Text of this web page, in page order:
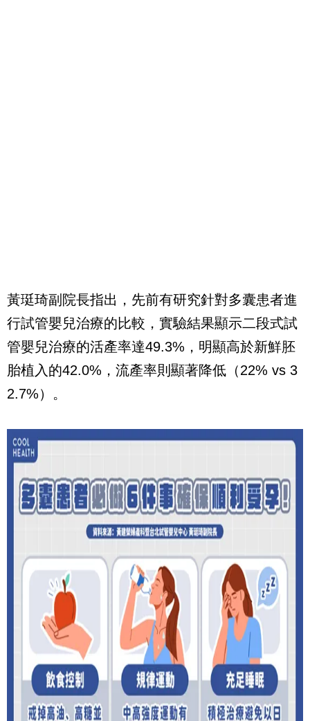
黃珽琦副院長指出，先前有研究針對多囊患者進
行試管嬰兒治療的比較，實驗結果顯示二段式試
管嬰兒治療的活產率達49.3%，明顯高於新鮮胚
胎植入的42.0%，流產率則顯著降低（22% vs 3
2.7%）。